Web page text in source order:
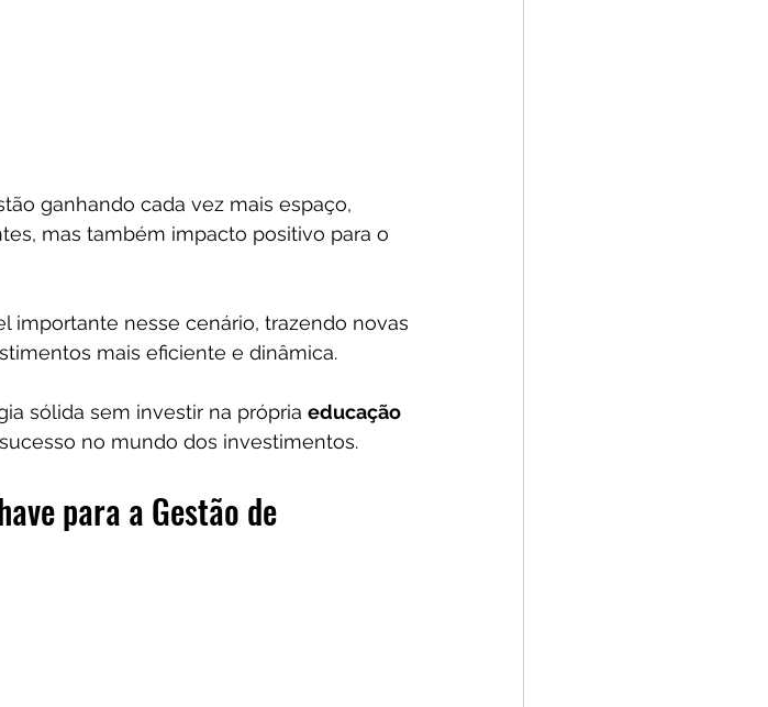
ganhando cada vez mais espaço,
mas também impacto positivo para o
importante nesse cenário, trazendo novas
mais eficiente e dinâmica.
sólida sem investir na própria educação
no mundo dos investimentos.
para a Gestão de